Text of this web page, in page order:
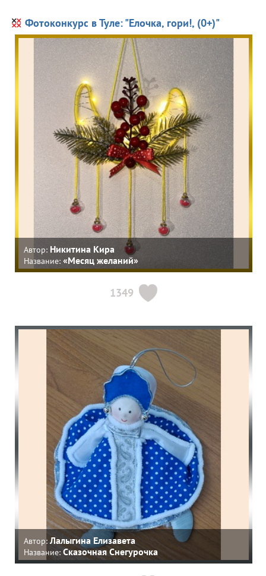
Фотоконкурс в Туле: "Елочка, гори!, (0+)"
Автор: Никитина Кира
Название: «Месяц желаний»
1349
Автор:Лалыгина Елизавета
Название: Сказочная Снегурочка